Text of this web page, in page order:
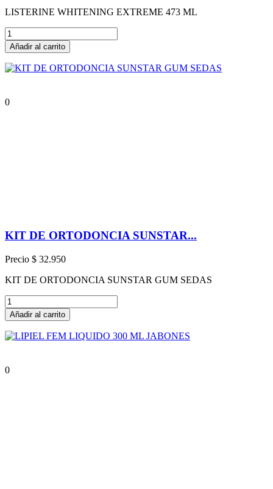
LISTERINE WHITENING EXTREME 473 ML
Añadir al carrito
0
KIT DE ORTODONCIA SUNSTAR...
Precio $ 32.950
KIT DE ORTODONCIA SUNSTAR GUM SEDAS
Añadir al carrito
0